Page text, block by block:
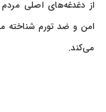
از دغدغه‌های اصلی مردم
امن و ضد تورم شناخته
می‌کند.